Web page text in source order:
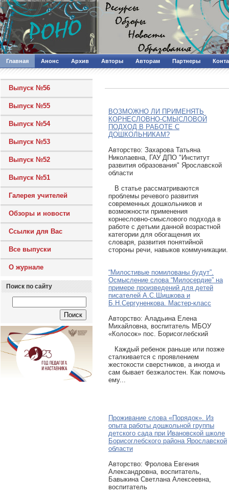
Главная Анонс Архив Авторы Авторам Партнеры
Выпуск №56
Выпуск №55
Выпуск №54
Выпуск №53
Выпуск №52
Выпуск №51
Галерея учителей
Обзоры и новости
Ссылки для Вас
Все выпуски
О журнале
Поиск по сайту
ВОЗМОЖНО ЛИ ПРИМЕНЯТЬ
КОРНЕСЛОВНО-СМЫСЛОВОЙ
ПОДХОД В РАБОТЕ С
ДОШКОЛЬНИКАМ?
Авторcтво: Захарова Татьяна
Николаевна, ГАУ ДПО "Институт
развития образования" Ярославской
области
В статье рассматриваются
проблемы речевого развития
современных дошкольников и
возможности применения
корнесловно-смыслового подхода в
работе с детьми данной возрастной
категории для обогащения их
словаря, развития понятийной
стороны речи, навыков коммуникации.
“Милостивые помилованы будут”.
Осмысление слова “Милосердие” на
примере произведений для детей
писателей А.С.Шишкова и
Б.Н.Сергуненкова. Мастер-класс
Авторcтво: Аладьина Елена
Михайловна, воспитатель МБОУ
«Колосок» пос. Борисоглебский
Каждый ребенок раньше или позже
сталкивается с проявлением
жестокости сверстников, а иногда и
сам бывает безжалостен. Как помочь
ему...
Проживание слова «Порядок». Из
опыта работы дошкольной группы
детского сада при Ивановской школе
Борисоглебского района Ярославской
области
Авторcтво: Фролова Евгения
Александровна, воспитатель,
Бавыкина Светлана Алексеевна,
воспитатель